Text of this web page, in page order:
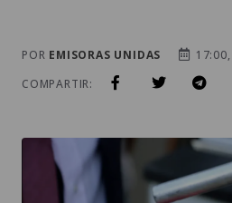
POR EMISORAS UNIDAS
COMPARTIR: